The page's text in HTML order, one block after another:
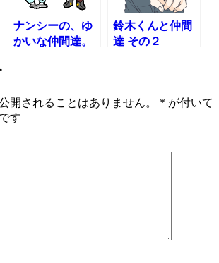
ナンシーの、ゆ
かいな仲間達。
鈴木くんと仲間
達 その２
開されることはありません。 * が付いて
す